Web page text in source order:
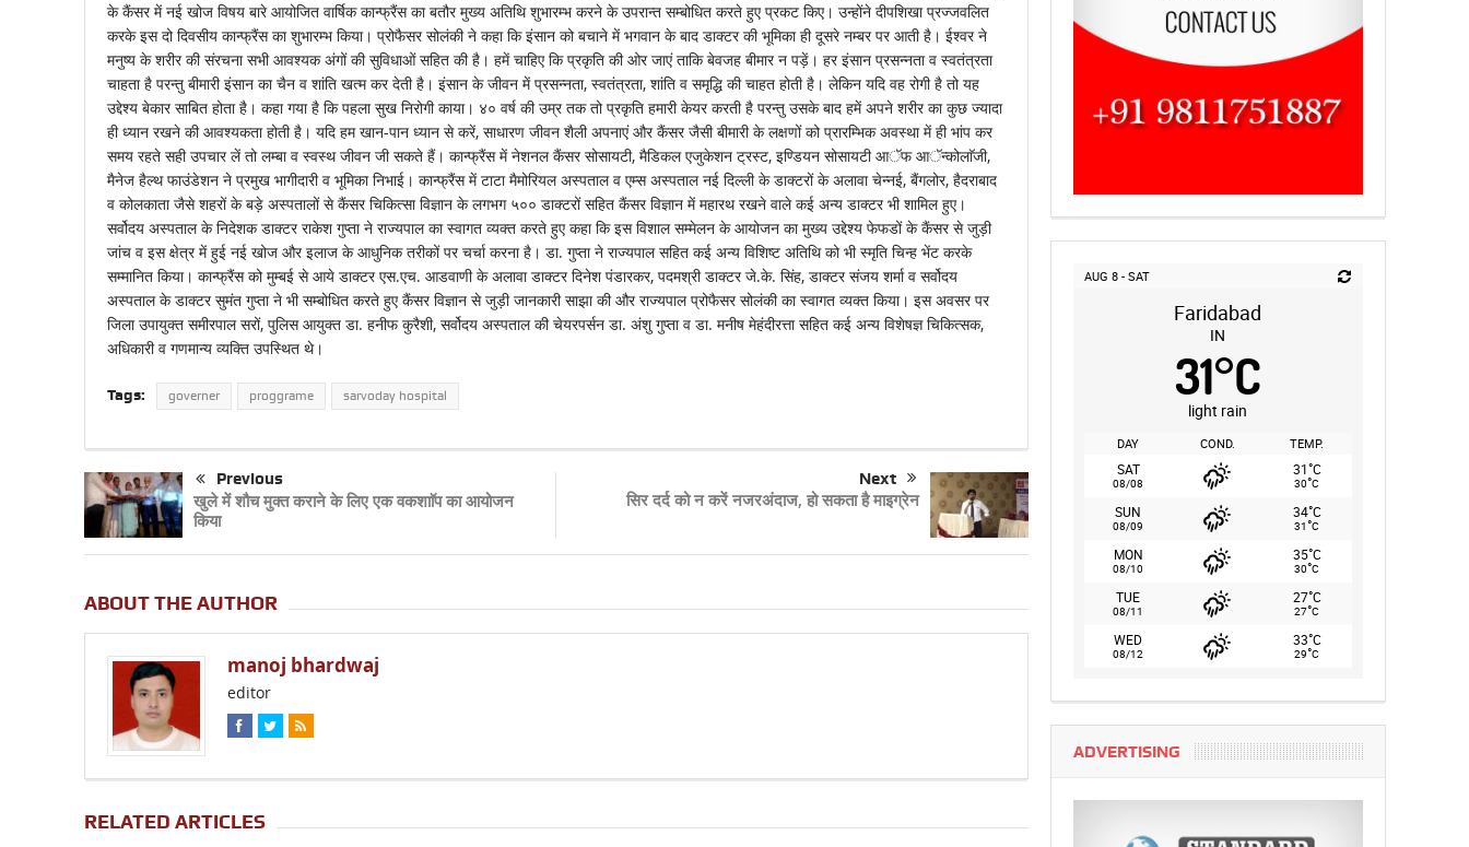
के कैंसर में नई खोज विषय बारे आयोजित वार्षिक कान्फ्रैंस का बतौर मुख्य अतिथि शुभारम्भ करने के उपरान्त सम्बोधित करते हुए प्रकट किए। उन्होंने दीपशिखा प्रज्जवलित
करके इस दो दिवसीय कान्फ्रैंस का शुभारम्भ किया। प्रोफैसर सोलंकी ने कहा कि इंसान को बचाने में भगवान के बाद डाक्टर की भूमिका ही दूसरे नम्बर पर आती है। ईश्वर ने
मनुष्य के शरीर की संरचना सभी आवश्यक अंगों की सुविधाओं सहित की है। हमें चाहिए कि प्रकृति की ओर जाएं ताकि बेवजह बीमार न पड़ें। हर इंसान प्रसन्नता व स्वतंत्रता
चाहता है परन्तु बीमारी इंसान का चैन व शांति खत्म कर देती है। इंसान के जीवन में प्रसन्नता, स्वतंत्रता, शांति व समृद्धि की चाहत होती है। लेकिन यदि वह रोगी है तो यह
उद्देश्य बेकार साबित होता है। कहा गया है कि पहला सुख निरोगी काया। ४० वर्ष की उम्र तक तो प्रकृति हमारी केयर करती है परन्तु उसके बाद हमें अपने शरीर का कुछ ज्यादा
ही ध्यान रखने की आवश्यकता होती है। यदि हम खान-पान ध्यान से करें, साधारण जीवन शैली अपनाएं और कैंसर जैसी बीमारी के लक्षणों को प्रारम्भिक अवस्था में ही भांप कर
समय रहते सही उपचार लें तो लम्बा व स्वस्थ जीवन जी सकते हैं। कान्फ्रैंस में नेशनल कैंसर सोसायटी, मैडिकल एजुकेशन ट्रस्ट, इण्डियन सोसायटी आॅफ आॅन्कोलाॅजी,
मैनेज हैल्थ फाउंडेशन ने प्रमुख भागीदारी व भूमिका निभाई। कान्फ्रैंस में टाटा मैमोरियल अस्पताल व एम्स अस्पताल नई दिल्ली के डाक्टरों के अलावा चेन्नई, बैंगलोर, हैदराबाद
व कोलकाता जैसे शहरों के बड़े अस्पतालों से कैंसर चिकित्सा विज्ञान के लगभग ५०० डाक्टरों सहित कैंसर विज्ञान में महारथ रखने वाले कई अन्य डाक्टर भी शामिल हुए।
सर्वोदय अस्पताल के निदेशक डाक्टर राकेश गुप्ता ने राज्यपाल का स्वागत व्यक्त करते हुए कहा कि इस विशाल सम्मेलन के आयोजन का मुख्य उद्देश्य फेफडों के कैंसर से जुड़ी
जांच व इस क्षेत्र में हुई नई खोज और इलाज के आधुनिक तरीकों पर चर्चा करना है। डा. गुप्ता ने राज्यपाल सहित कई अन्य विशिष्ट अतिथि को भी स्मृति चिन्ह भेंट करके
सम्मानित किया। कान्फ्रैंस को मुम्बई से आये डाक्टर एस.एच. आडवाणी के अलावा डाक्टर दिनेश पंडारकर, पदमश्री डाक्टर जे.के. सिंह, डाक्टर संजय शर्मा व सर्वोदय
अस्पताल के डाक्टर सुमंत गुप्ता ने भी सम्बोधित करते हुए कैंसर विज्ञान से जुड़ी जानकारी साझा की और राज्यपाल प्रोफैसर सोलंकी का स्वागत व्यक्त किया। इस अवसर पर
जिला उपायुक्त समीरपाल सरों, पुलिस आयुक्त डा. हनीफ कुरैशी, सर्वोदय अस्पताल की चेयरपर्सन डा. अंशु गुप्ता व डा. मनीष मेहंदीरत्ता सहित कई अन्य विशेषज्ञ चिकित्सक,
अधिकारी व गणमान्य व्यक्ति उपस्थित थे।
Tags: governer proggrame sarvoday hospital
Previous
खुले में शौच मुक्त कराने के लिए एक वकशााॅप का आयोजन
किया
Next
सिर दर्द को न करें नजरअंदाज, हो सकता है माइग्रेन
ABOUT THE AUTHOR
manoj bhardwaj
editor
RELATED ARTICLES
AUG 8 - SAT
Faridabad
IN
31°C
light rain
DAY COND. TEMP.
SAT
08/08
31°C
30°C
SUN
08/09
34°C
31°C
MON
08/10
35°C
30°C
TUE
08/11
27°C
27°C
WED
08/12
33°C
29°C
ADVERTISING